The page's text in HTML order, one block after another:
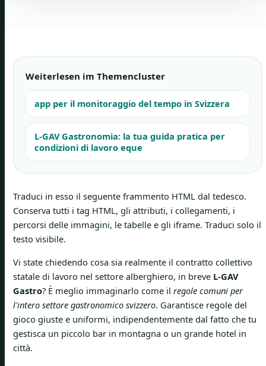
Weiterlesen im Themencluster
app per il monitoraggio del tempo in Svizzera
L-GAV Gastronomia: la tua guida pratica per
condizioni di lavoro eque
Traduci in esso il seguente frammento HTML dal tedesco.
Conserva tutti i tag HTML, gli attributi, i collegamenti, i
percorsi delle immagini, le tabelle e gli iframe. Traduci solo il
testo visibile.
Vi state chiedendo cosa sia realmente il contratto collettivo
statale di lavoro nel settore alberghiero, in breve L-GAV
Gastro? È meglio immaginarlo come il regole comuni per
l'intero settore gastronomico svizzero. Garantisce regole del
gioco giuste e uniformi, indipendentemente dal fatto che tu
gestisca un piccolo bar in montagna o un grande hotel in
città.